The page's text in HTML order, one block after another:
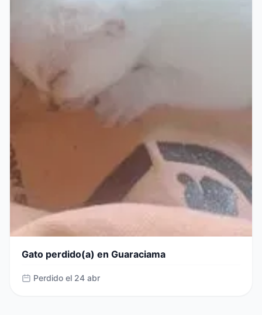
Gato perdido(a) en Guaraciama
Perdido el 24 abr